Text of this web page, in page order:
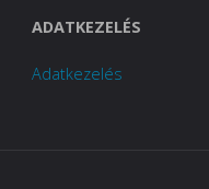
ADATKEZELÉS
Adatkezelés